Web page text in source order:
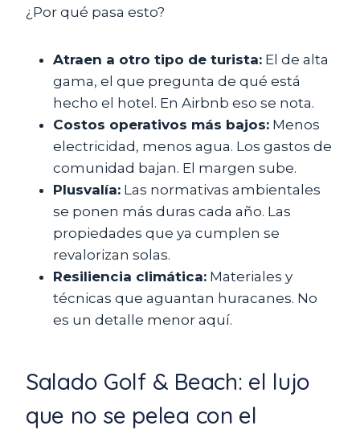
¿Por qué pasa esto?
Atraen a otro tipo de turista: El de alta
gama, el que pregunta de qué está
hecho el hotel. En Airbnb eso se nota.
Costos operativos más bajos: Menos
electricidad, menos agua. Los gastos de
comunidad bajan. El margen sube.
Plusvalía: Las normativas ambientales
se ponen más duras cada año. Las
propiedades que ya cumplen se
revalorizan solas.
Resiliencia climática: Materiales y
técnicas que aguantan huracanes. No
es un detalle menor aquí.
Salado Golf & Beach: el lujo
que no se pelea con el